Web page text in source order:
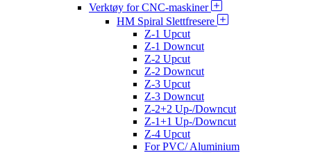
Verktøy for CNC-maskiner
HM Spiral Slettfresere
Z-1 Upcut
Z-1 Downcut
Z-2 Upcut
Z-2 Downcut
Z-3 Upcut
Z-3 Downcut
Z-2+2 Up-/Downcut
Z-1+1 Up-/Downcut
Z-4 Upcut
For PVC/ Aluminium